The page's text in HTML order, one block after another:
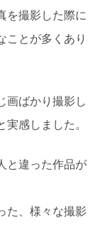
を撮影した際に
ことが多くあり
画ばかり撮影し
感しました。
と違った作品が
た、様々な撮影